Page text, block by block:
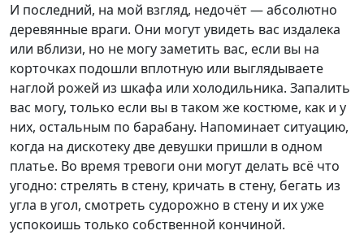
И последний, на мой взгляд, недочёт — абсолютно
деревянные враги. Они могут увидеть вас издалека
или вблизи, но не могу заметить вас, если вы на
корточках подошли вплотную или выглядываете
наглой рожей из шкафа или холодильника. Запалить
вас могу, только если вы в таком же костюме, как и у
них, остальным по барабану. Напоминает ситуацию,
когда на дискотеку две девушки пришли в одном
платье. Во время тревоги они могут делать всё что
угодно: стрелять в стену, кричать в стену, бегать из
угла в угол, смотреть судорожно в стену и их уже
успокоишь только собственной кончиной.